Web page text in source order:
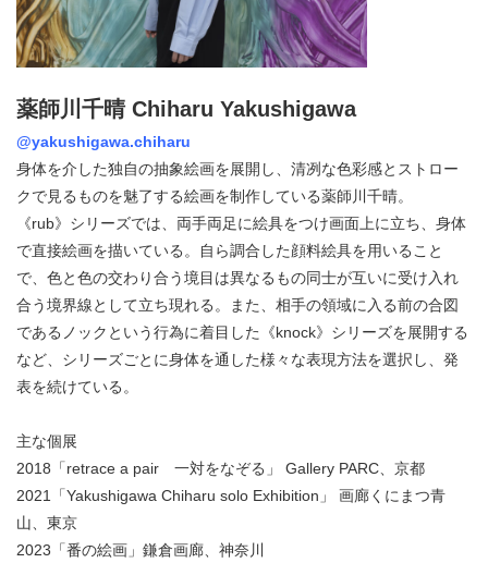
薬師川千晴 Chiharu Yakushigawa
@yakushigawa.chiharu
⾝体を介した独⾃の抽象絵画を展開し、清冽な色彩感とストロー
クで見るものを魅了する絵画を制作している薬師川千晴。
《rub》シリーズでは、両手両足に絵具をつけ画面上に立ち、身体
で直接絵画を描いている。自ら調合した顔料絵具を用いること
で、色と色の交わり合う境目は異なるもの同士が互いに受け入れ
合う境界線として立ち現れる。また、相手の領域に入る前の合図
であるノックという行為に着目した《knock》シリーズを展開する
など、シリーズごとに身体を通した様々な表現方法を選択し、発
表を続けている。
主な個展
2018「retrace a pair 一対をなぞる」 Gallery PARC、京都
2021「Yakushigawa Chiharu solo Exhibition」 画廊くにまつ青
山、東京
2023「番の絵画」鎌倉画廊、神奈川